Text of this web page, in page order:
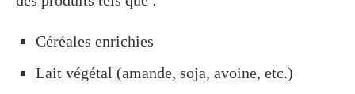
Céréales enrichies
Lait végétal (amande, soja, avoine, etc.)